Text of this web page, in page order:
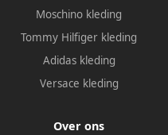
Moschino kleding
Tommy Hilfiger kleding
Adidas kleding
Versace kleding
Over ons